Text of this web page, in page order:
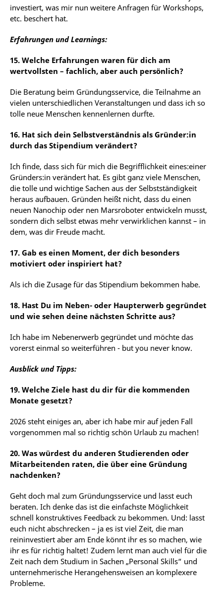
investiert, was mir nun weitere Anfragen für Workshops,
etc. beschert hat.
Erfahrungen und Learnings:
15. Welche Erfahrungen waren für dich am
wertvollsten – fachlich, aber auch persönlich?
Die Beratung beim Gründungsservice, die Teilnahme an
vielen unterschiedlichen Veranstaltungen und dass ich so
tolle neue Menschen kennenlernen durfte.
16. Hat sich dein Selbstverständnis als Gründer:in
durch das Stipendium verändert?
Ich finde, dass sich für mich die Begrifflichkeit eines:einer
Gründers:in verändert hat. Es gibt ganz viele Menschen,
die tolle und wichtige Sachen aus der Selbstständigkeit
heraus aufbauen. Gründen heißt nicht, dass du einen
neuen Nanochip oder nen Marsroboter entwickeln musst,
sondern dich selbst etwas mehr verwirklichen kannst – in
dem, was dir Freude macht.
17. Gab es einen Moment, der dich besonders
motiviert oder inspiriert hat?
Als ich die Zusage für das Stipendium bekommen habe.
18. Hast Du im Neben- oder Haupterwerb gegründet
und wie sehen deine nächsten Schritte aus?
Ich habe im Nebenerwerb gegründet und möchte das
vorerst einmal so weiterführen - but you never know.
Ausblick und Tipps:
19. Welche Ziele hast du dir für die kommenden
Monate gesetzt?
2026 steht einiges an, aber ich habe mir auf jeden Fall
vorgenommen mal so richtig schön Urlaub zu machen!
20. Was würdest du anderen Studierenden oder
Mitarbeitenden raten, die über eine Gründung
nachdenken?
Geht doch mal zum Gründungsservice und lasst euch
beraten. Ich denke das ist die einfachste Möglichkeit
schnell konstruktives Feedback zu bekommen. Und: lasst
euch nicht abschrecken – ja es ist viel Zeit, die man
reininvestiert aber am Ende könnt ihr es so machen, wie
ihr es für richtig haltet! Zudem lernt man auch viel für die
Zeit nach dem Studium in Sachen „Personal Skills“ und
unternehmerische Herangehensweisen an komplexere
Probleme.